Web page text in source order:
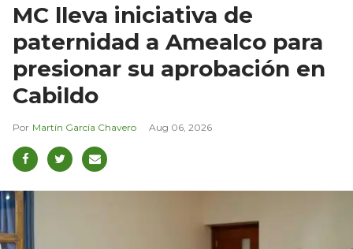
MC lleva iniciativa de
paternidad a Amealco para
presionar su aprobación en
Cabildo
Martín García Chavero Aug 06, 2026